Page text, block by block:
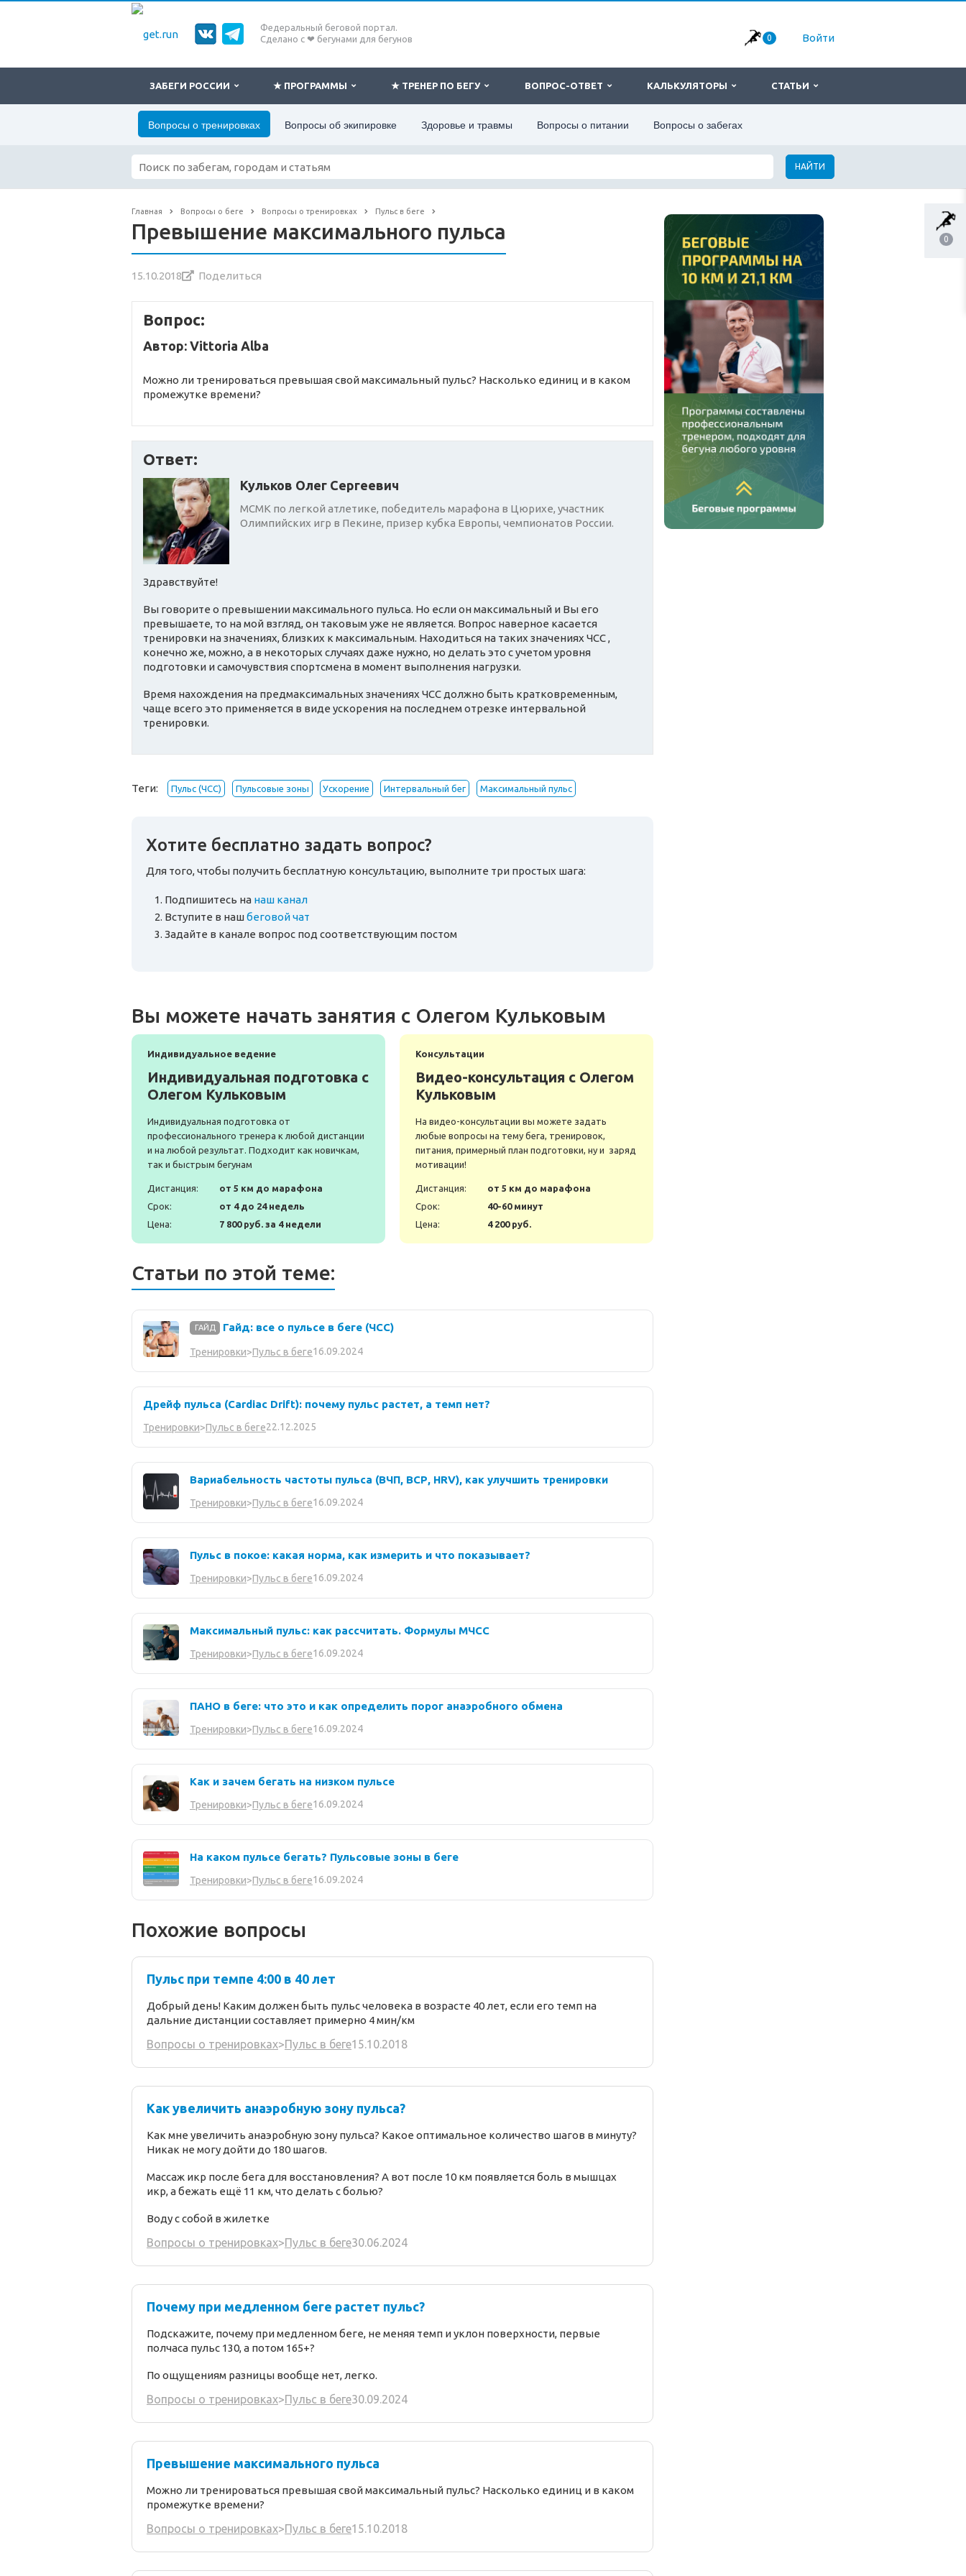
0
Федеральный беговой портал.
Сделано с ❤ бегунами для бегунов
0 Войти
ЗАБЕГИ РОССИИ ★ ПРОГРАММЫ ★ ТРЕНЕР ПО БЕГУ ВОПРОС-ОТВЕТ КАЛЬКУЛЯТОРЫ СТАТЬИ
Вопросы о тренировках Вопросы об экипировке Здоровье и травмы Вопросы о питании Вопросы о забегах
НАЙТИ
Главная Вопросы о беге Вопросы о тренировках Пульс в беге
Превышение максимального пульса
15.10.2018 Поделиться
Вопрос:
Автор: Vittoria Alba
Можно ли тренироваться превышая свой максимальный пульс? Насколько единиц и в каком
промежутке времени?
Ответ:
Кульков Олег Сергеевич
МСМК по легкой атлетике, победитель марафона в Цюрихе, участник
Олимпийских игр в Пекине, призер кубка Европы, чемпионатов России.
Здравствуйте!
Вы говорите о превышении максимального пульса. Но если он максимальный и Вы его
превышаете, то на мой взгляд, он таковым уже не является. Вопрос наверное касается
тренировки на значениях, близких к максимальным. Находиться на таких значениях ЧСС ,
конечно же, можно, а в некоторых случаях даже нужно, но делать это с учетом уровня
подготовки и самочувствия спортсмена в момент выполнения нагрузки.
Время нахождения на предмаксимальных значениях ЧСС должно быть кратковременным,
чаще всего это применяется в виде ускорения на последнем отрезке интервальной
тренировки.
Теги: Пульс (ЧСС) Пульсовые зоны Ускорение Интервальный бег Максимальный пульс
Хотите бесплатно задать вопрос?
Для того, чтобы получить бесплатную консультацию, выполните три простых шага:
Подпишитесь на наш канал
Вступите в нашбеговой чат
Задайте в канале вопрос под соответствующим постом
Вы можете начать занятия с Олегом Кульковым
Индивидуальное ведение
Индивидуальная подготовка с
Олегом Кульковым
Индивидуальная подготовка от
профессионального тренера к любой дистанции
и на любой результат. Подходит как новичкам,
так и быстрым бегунам
Дистанция:
от 5 км до марафона
Срок:
от 4 до 24 недель
Цена:
7 800 руб. за 4 недели
Консультации
Видео-консультация с Олегом
Кульковым
На видео-консультации вы можете задать
любые вопросы на тему бега, тренировок,
питания, примерный план подготовки, ну и заряд
мотивации!
Дистанция:
от 5 км до марафона
Срок:
40-60 минут
Цена:
4 200 руб.
Статьи по этой теме:
ГАЙД Гайд: все о пульсе в беге (ЧСС)
Тренировки>Пульс в беге16.09.2024
Дрейф пульса (Cardiac Drift): почему пульс растет, а темп нет?
Тренировки>Пульс в беге22.12.2025
Вариабельность частоты пульса (ВЧП, ВСР, HRV), как улучшить тренировки
Тренировки>Пульс в беге16.09.2024
Пульс в покое: какая норма, как измерить и что показывает?
Тренировки>Пульс в беге16.09.2024
Максимальный пульс: как рассчитать. Формулы МЧСС
Тренировки>Пульс в беге16.09.2024
ПАНО в беге: что это и как определить порог анаэробного обмена
Тренировки>Пульс в беге16.09.2024
Как и зачем бегать на низком пульсе
Тренировки>Пульс в беге16.09.2024
На каком пульсе бегать? Пульсовые зоны в беге
Тренировки>Пульс в беге16.09.2024
Похожие вопросы
Пульс при темпе 4:00 в 40 лет
Добрый день! Каким должен быть пульс человека в возрасте 40 лет, если его темп на
дальние дистанции составляет примерно 4 мин/км
Вопросы о тренировках>Пульс в беге15.10.2018
Как увеличить анаэробную зону пульса?
Как мне увеличить анаэробную зону пульса? Какое оптимальное количество шагов в минуту?
Никак не могу дойти до 180 шагов.
Массаж икр после бега для восстановления? А вот после 10 км появляется боль в мышцах
икр, а бежать ещё 11 км, что делать с болью?
Воду с собой в жилетке
Вопросы о тренировках>Пульс в беге30.06.2024
Почему при медленном беге растет пульс?
Подскажите, почему при медленном беге, не меняя темп и уклон поверхности, первые
полчаса пульс 130, а потом 165+?
По ощущениям разницы вообще нет, легко.
Вопросы о тренировках>Пульс в беге30.09.2024
Превышение максимального пульса
Можно ли тренироваться превышая свой максимальный пульс? Насколько единиц и в каком
промежутке времени?
Вопросы о тренировках>Пульс в беге15.10.2018